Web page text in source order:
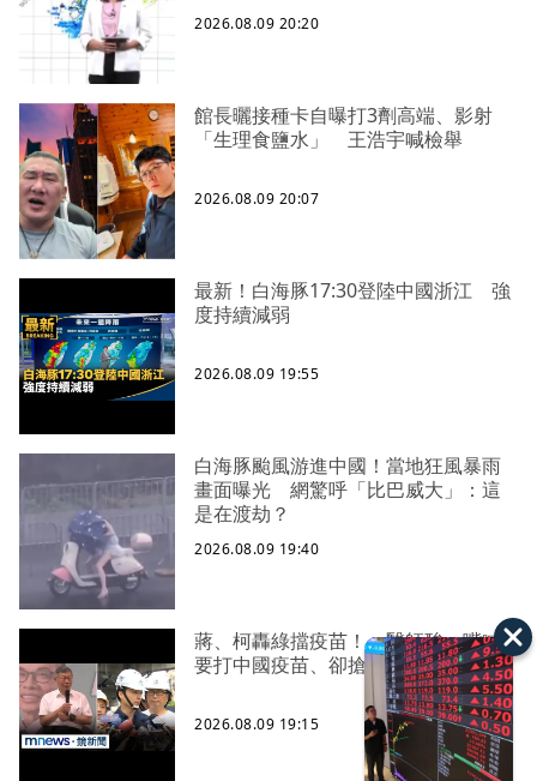
2026.08.09 20:20
館長曬接種卡自曝打3劑高端、影射
「生理食鹽水」 王浩宇喊檢舉
2026.08.09 20:07
最新！白海豚17:30登陸中國浙江 強
度持續減弱
2026.08.09 19:55
白海豚颱風游進中國！當地狂風暴雨
畫面曝光 網驚呼「比巴威大」：這
是在渡劫？
2026.08.09 19:40
蔣、柯轟綠擋疫苗！ 醫師酸：嘴喊
要打中國疫苗、卻搶打AZ
2026.08.09 19:15